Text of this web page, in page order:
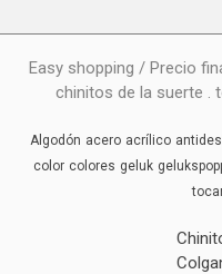
Easy shopping / Precio
chinitos de la suerte .
Algodón acero acrílico
color colores geluk